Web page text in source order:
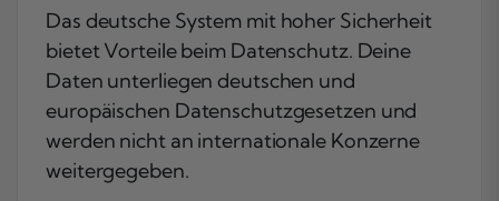
Das deutsche System mit hoher Sicherheit
bietet Vorteile beim Datenschutz. Deine
Daten unterliegen deutschen und
europäischen Datenschutzgesetzen und
werden nicht an internationale Konzerne
weitergegeben.